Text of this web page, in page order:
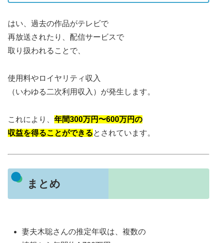
はい、過去の作品がテレビで
再放送されたり、配信サービスで
取り扱われることで、
使用料やロイヤリティ収入
（いわゆる二次利用収入）が発生します。
これにより、 年間300万円〜600万円の
収益を得ることができるとされています。
まとめ
妻夫木聡さんの推定年収は、複数の